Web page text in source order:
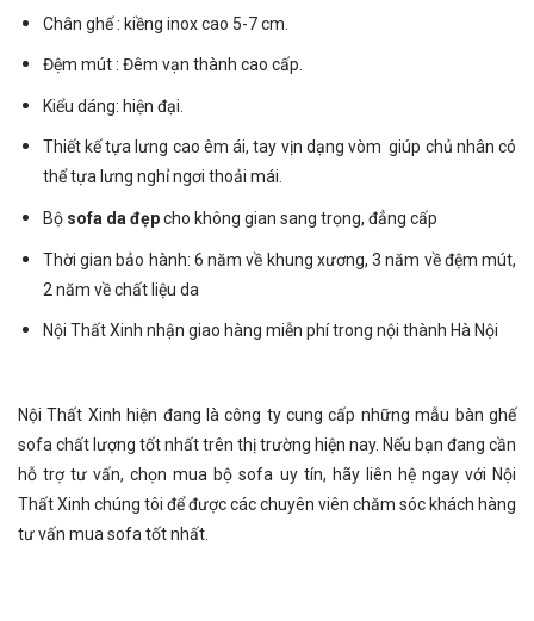
Chân ghế : kiềng inox cao 5-7 cm.
Đệm mút : Đêm vạn thành cao cấp.
Kiểu dáng: hiện đại.
Thiết kế tựa lưng cao êm ái, tay vịn dạng vòm giúp chủ nhân có
thể tựa lưng nghỉ ngơi thoải mái.
Bộ sofa da đẹpcho không gian sang trọng, đẳng cấp
Thời gian bảo hành: 6 năm về khung xương, 3 năm về đệm mút,
2 năm về chất liệu da
Nội Thất Xinh nhận giao hàng miễn phí trong nội thành Hà Nội
Nội Thất Xinh hiện đang là công ty cung cấp những mẫu bàn ghế
sofa chất lượng tốt nhất trên thị trường hiện nay. Nếu bạn đang cần
hỗ trợ tư vấn, chọn mua bộ sofa uy tín, hãy liên hệ ngay với Nội
Thất Xinh chúng tôi để được các chuyên viên chăm sóc khách hàng
tư vấn mua sofa tốt nhất.